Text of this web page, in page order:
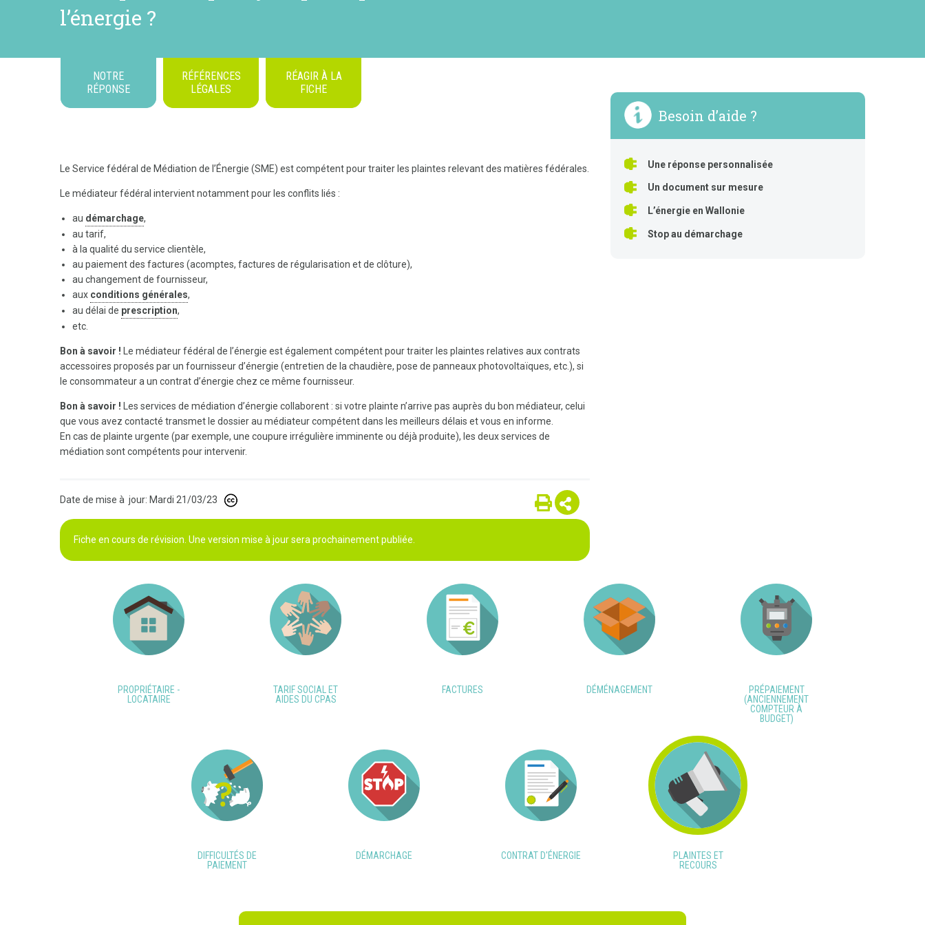
l’énergie ?
NOTRE
RÉPONSE
RÉFÉRENCES
LÉGALES
RÉAGIR À LA
FICHE
Le Service fédéral de Médiation de l’Énergie (SME) est compétent pour traiter les plaintes relevant des matières fédérales.
Le médiateur fédéral intervient notamment pour les conflits liés :
au démarchage,
au tarif,
à la qualité du service clientèle,
au paiement des factures (acomptes, factures de régularisation et de clôture),
au changement de fournisseur,
aux conditions générales,
au délai de prescription,
etc.
Bon à savoir ! Le médiateur fédéral de l’énergie est également compétent pour traiter les plaintes relatives aux contrats
accessoires proposés par un fournisseur d’énergie (entretien de la chaudière, pose de panneaux photovoltaïques, etc.), si
le consommateur a un contrat d’énergie chez ce même fournisseur.
Bon à savoir !
Les services de médiation d’énergie collaborent : si votre plainte n’arrive pas auprès du bon médiateur, celui
que vous avez contacté transmet le dossier au médiateur compétent dans les meilleurs délais et vous en informe.
En cas de plainte urgente (par exemple, une coupure irrégulière imminente ou déjà produite), les deux services de
médiation sont compétents pour intervenir.
Date de mise à jour: Mardi 21/03/23
Fiche en cours de révision. Une version mise à jour sera prochainement publiée.
Besoin d’aide ?
Une réponse personnalisée
Un document sur mesure
L’énergie en Wallonie
Stop au démarchage
PROPRIÉTAIRE -
LOCATAIRE
TARIF SOCIAL ET
AIDES DU CPAS
FACTURES DÉMÉNAGEMENT
PRÉPAIEMENT
(ANCIENNEMENT
COMPTEUR À
BUDGET)
DIFFICULTÉS DE
PAIEMENT
DÉMARCHAGE CONTRAT D'ÉNERGIE
PLAINTES ET
RECOURS